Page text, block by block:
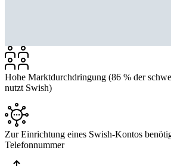
Hohe Marktdurchdringung (86 % der
nutzt Swish)
Zur Einrichtung eines Swish-Kontos
Telefonnummer